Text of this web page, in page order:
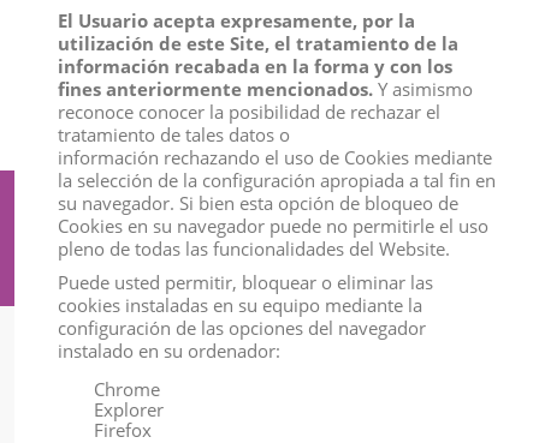
DEQUBE
Toros
Suscríbete a nuestro boletín
Información
El Usuario acepta expresamente, por la
utilización de este Site, el tratamiento de la
información recabada en la forma y con los
fines anteriormente mencionados. Y asimismo
reconoce conocer la posibilidad de rechazar el
tratamiento de tales datos o
información rechazando el uso de Cookies mediante
la selección de la configuración apropiada a tal fin en
su navegador. Si bien esta opción de bloqueo de
Cookies en su navegador puede no permitirle el uso
pleno de todas las funcionalidades del Website.
Puede usted permitir, bloquear o eliminar las
cookies instaladas en su equipo mediante la
configuración de las opciones del navegador
instalado en su ordenador:
Chrome
Explorer
Firefox